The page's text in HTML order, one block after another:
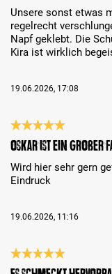
Unsere sonst etwas
regelrecht
Napf geklebt. Die
Kira ist wirklich
19.06.2026, 17:08
Recenzja z oceną 5
Oskar ist ein großer
Wird hier sehr gern
Eindruck
19.06.2026, 11:16
Recenzja z oceną 5